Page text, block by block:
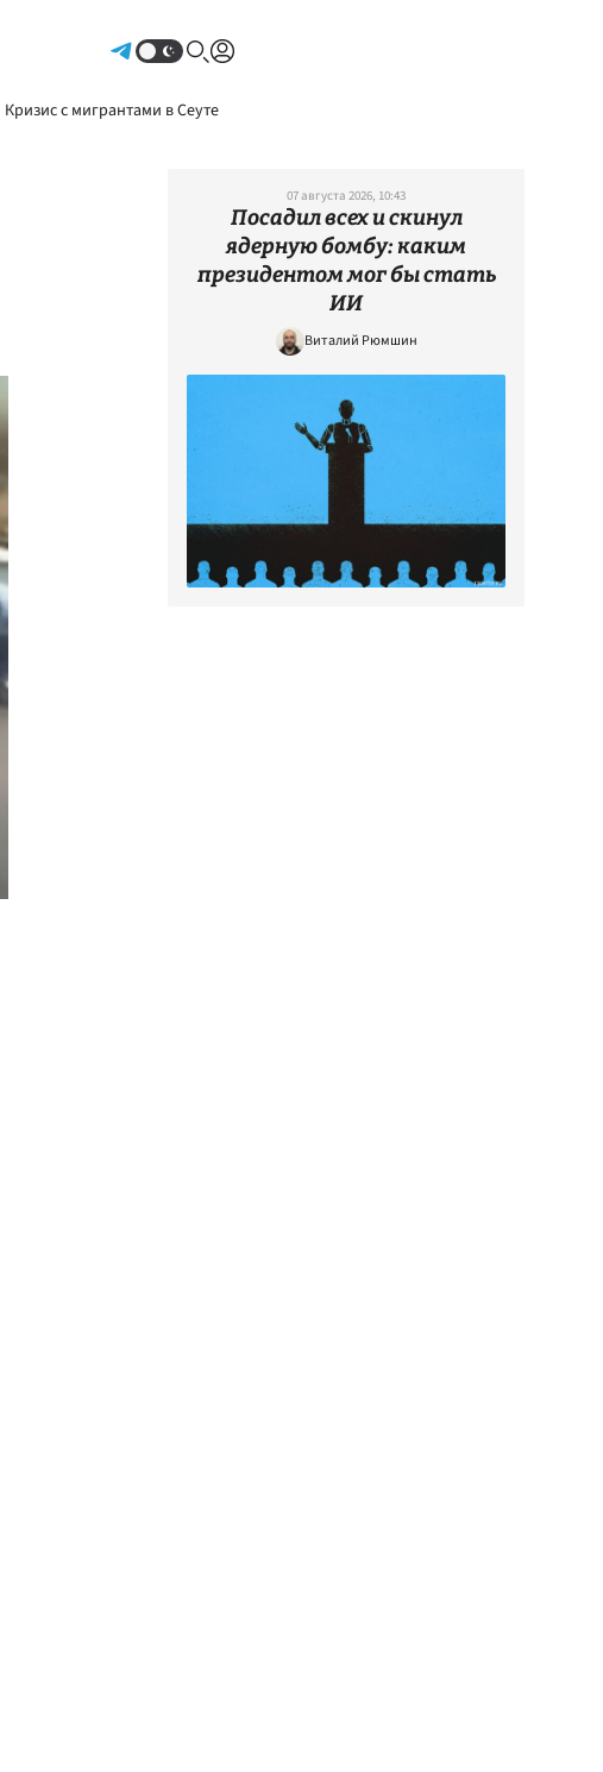
Кризис с мигрантами в Сеуте
07 августа 2026, 10:43
Посадил всех и скинул
ядерную бомбу: каким
президентом мог бы стать
ИИ
Виталий Рюмшин